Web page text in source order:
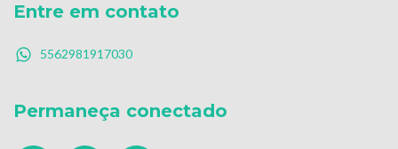
Entre em contato
5562981917030
Permaneça conectado